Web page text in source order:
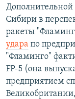
Дополнительной
Сибири в
ракеты
удара по
"Фламинго"
FP-5 (она
предприятием